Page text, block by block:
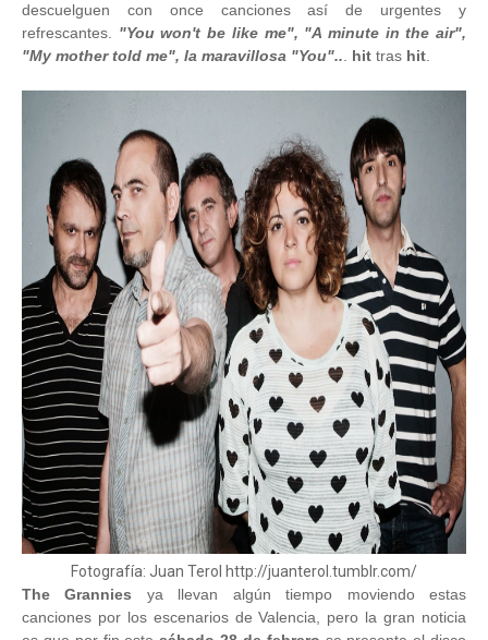
descuelguen con once canciones así de urgentes y
refrescantes. "You won't be like me", "A minute in the air",
"My mother told me", la maravillosa "You"... hit tras hit.
Fotografía: Juan Terol http://juanterol.tumblr.com/
The Grannies ya llevan algún tiempo moviendo estas
canciones por los escenarios de Valencia, pero la gran noticia